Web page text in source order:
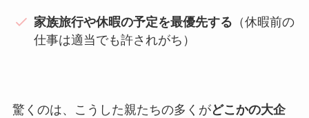
家族旅行や休暇の予定を最優先する （休暇前の
仕事は適当でも許されがち）
驚くのは、こうした親たちの多くがどこかの大企